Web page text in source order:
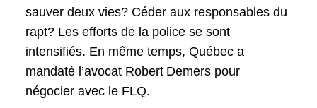
sauver deux vies? Céder aux responsables du
rapt? Les efforts de la police se sont
intensifiés. En même temps, Québec a
mandaté l’avocat Robert Demers pour
négocier avec le FLQ.